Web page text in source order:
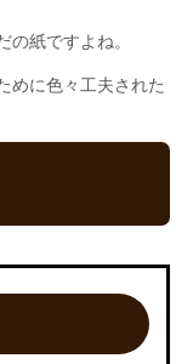
紙ですよね。
めに色々工夫された